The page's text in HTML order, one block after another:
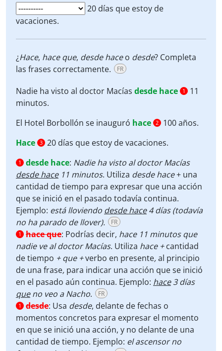
20 días que estoy de
vacaciones.
¿Hace, hace que, desde haceo desde? Completa
las frases correctamente.
FR
Nadie ha visto al doctor Macías desde hace 1
11
minutos.
El Hotel Borbollón se inauguró hace 2
100 años.
Hace 3 20 días que estoy de vacaciones.
1 desde hace: Nadie ha visto al doctor Macías
desde hace11 minutos. Utiliza desde hace+ una
cantidad de tiempo para expresar que una acción
que se inició en el pasado todavía continua.
Ejemplo: está lloviendo desde hace4 días (todavía
no ha parado de llover).
FR
1 hace que: Podrías decir, hace 11 minutos que
nadie ve al doctor Macías. Utiliza hace +cantidad
de tiempo + que +verbo en presente,al principio
de una frase, para indicar una acción que se inició
en el pasado aún continua. Ejemplo: hace3 días
queno veo a Nacho. FR
1 desde: Usa desde, delante de fechas o
momentos concretos para expresar el momento
en que se inició una acción, y no delante de una
cantidad de tiempo. Ejemplo: el ascensor no